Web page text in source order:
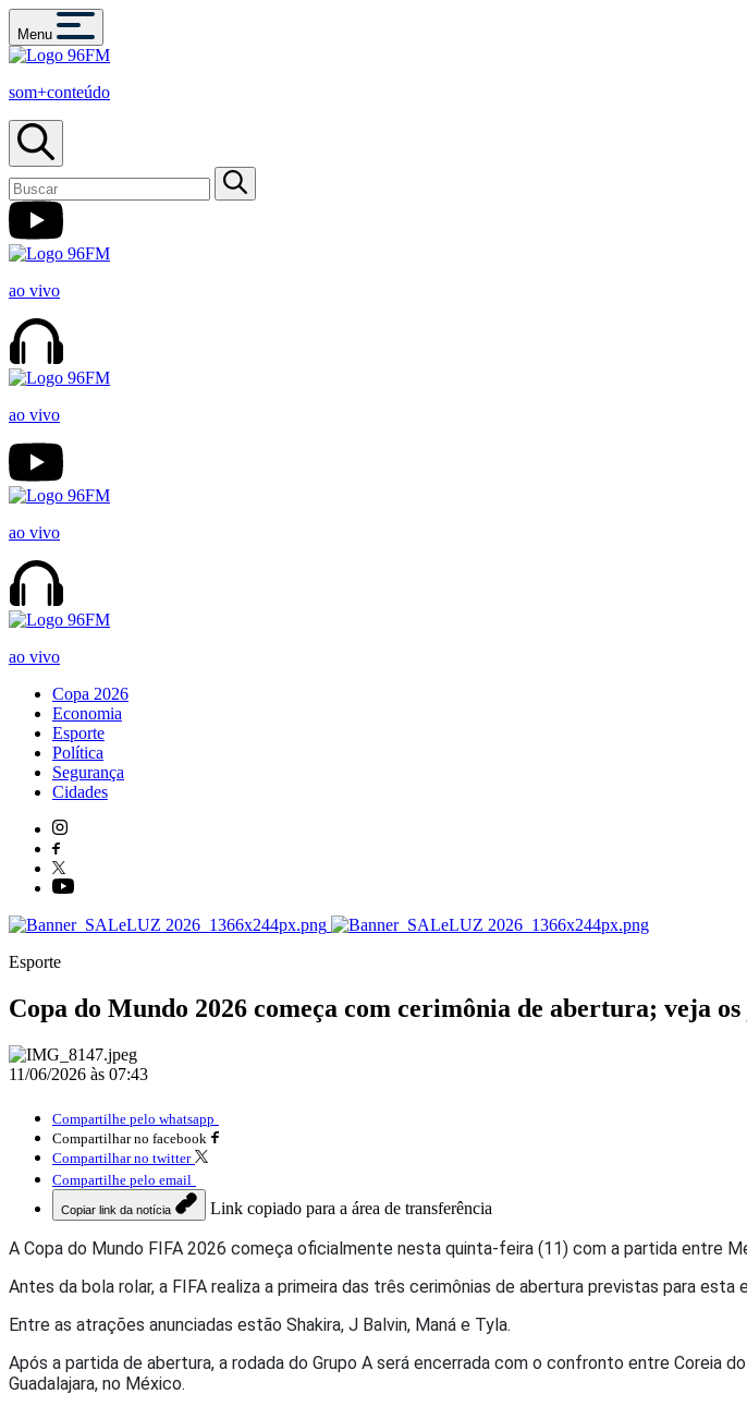
Menu
som+conteúdo
ao vivo
ao vivo
ao vivo
ao vivo
Copa 2026
Economia
Esporte
Política
Segurança
Cidades
Esporte
Copa do Mundo 2026 começa com cerimônia de abertura; veja os
11/06/2026 às 07:43
Compartilhe pelo whatsapp
Compartilhar no facebook
Compartilhar no twitter
Compartilhe pelo email
Copiar link da notícia Link copiado para a área de transferência
A Copa do Mundo FIFA 2026 começa oficialmente nesta quinta-feira (11) com a partida entre
Antes da bola rolar, a FIFA realiza a primeira das três cerimônias de abertura previstas para
Entre as atrações anunciadas estão Shakira, J Balvin, Maná e Tyla.
Após a partida de abertura, a rodada do Grupo A será encerrada com o confronto entre Coreia
Guadalajara, no México.